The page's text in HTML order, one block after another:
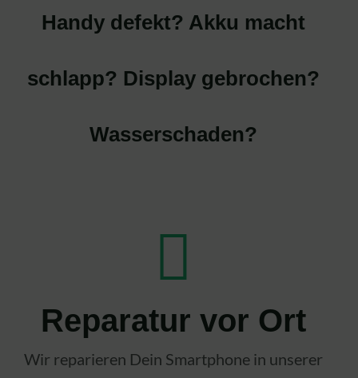
Handy defekt? Akku macht
schlapp? Display gebrochen?
Wasserschaden?
Reparatur vor Ort
Wir reparieren Dein Smartphone in unserer